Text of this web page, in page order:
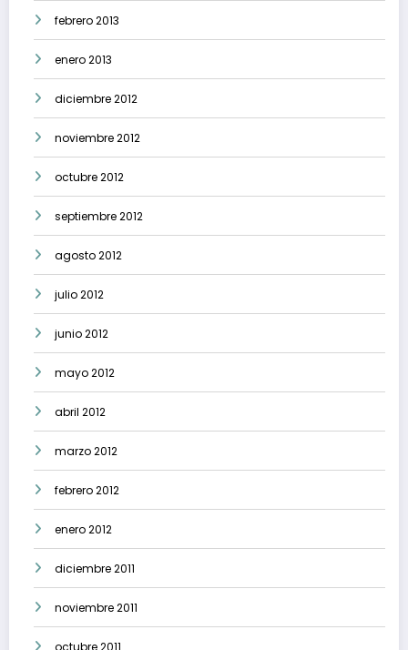
febrero 2013
enero 2013
diciembre 2012
noviembre 2012
octubre 2012
septiembre 2012
agosto 2012
julio 2012
junio 2012
mayo 2012
abril 2012
marzo 2012
febrero 2012
enero 2012
diciembre 2011
noviembre 2011